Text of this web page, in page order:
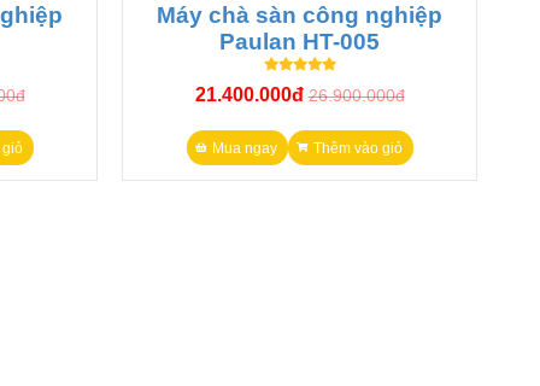
giỏ
Máy chà sàn công nghiệp
Paulan HT-005
21.400.000đ 26.900.000đ
Mua ngay Thêm vào giỏ